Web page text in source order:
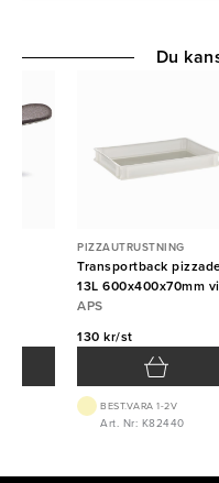
PIZZAUTRUSTNING
Transportback
13L 600x400x70mm
APS
APS
130 kr/st
BEST.VARA 1-2V
Art. Nr: K82440
Du